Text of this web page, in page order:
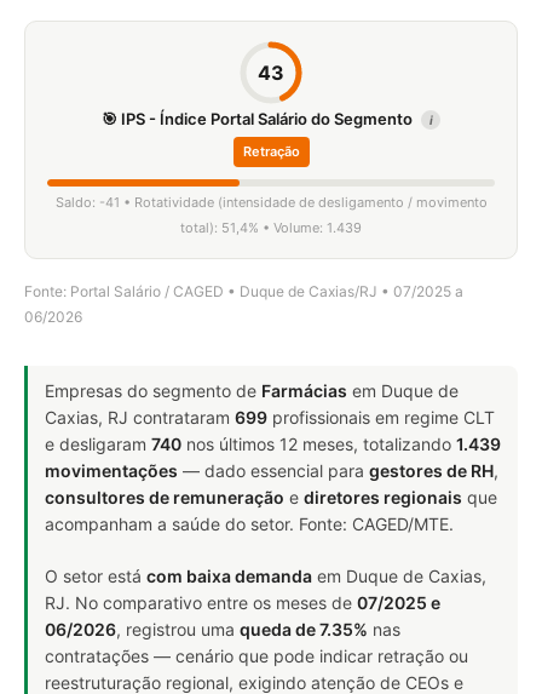
43
🎯 IPS - Índice Portal Salário do Segmento i
Retração
Saldo: -41 • Rotatividade (intensidade de desligamento / movimento
total): 51,4% • Volume: 1.439
Fonte: Portal Salário / CAGED • Duque de Caxias/RJ • 07/2025 a
06/2026
Empresas do segmento de Farmácias em Duque de
Caxias, RJ contrataram 699 profissionais em regime CLT
e desligaram 740 nos últimos 12 meses, totalizando 1.439
movimentações — dado essencial para gestores de RH,
consultores de remuneração e diretores regionais que
acompanham a saúde do setor. Fonte: CAGED/MTE.
O setor está com baixa demanda em Duque de Caxias,
RJ. No comparativo entre os meses de 07/2025 e
06/2026, registrou uma queda de 7.35% nas
contratações — cenário que pode indicar retração ou
reestruturação regional, exigindo atenção de CEOs e